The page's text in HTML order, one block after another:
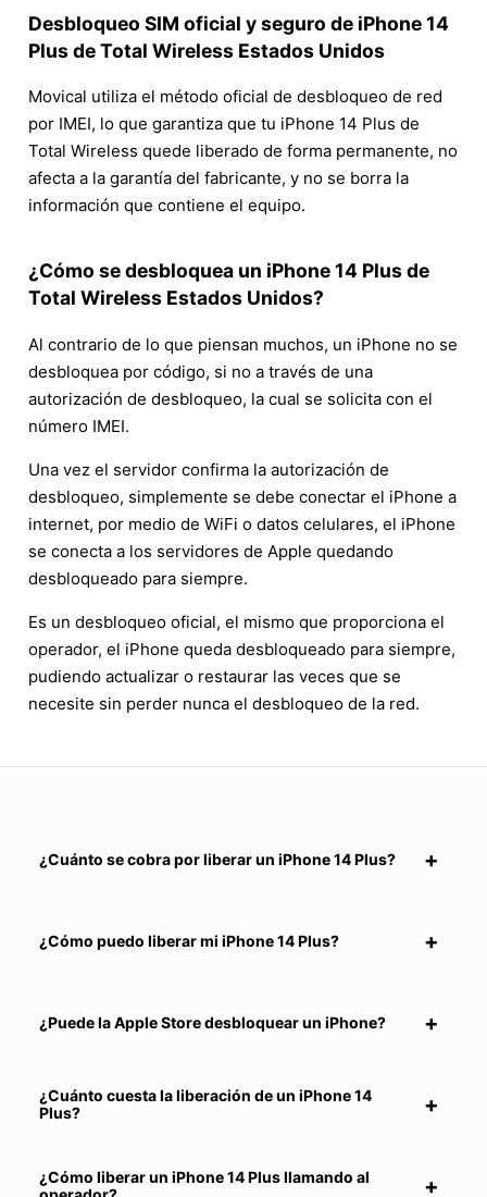
Desbloqueo SIM oficial y seguro de iPhone 14
Plus de Total Wireless Estados Unidos
Movical utiliza el método oficial de desbloqueo de red
por IMEI, lo que garantiza que tu iPhone 14 Plus de
Total Wireless quede liberado de forma permanente, no
afecta a la garantía del fabricante, y no se borra la
información que contiene el equipo.
¿Cómo se desbloquea un iPhone 14 Plus de
Total Wireless Estados Unidos?
Al contrario de lo que piensan muchos, un iPhone no se
desbloquea por código, si no a través de una
autorización de desbloqueo, la cual se solicita con el
número IMEI.
Una vez el servidor confirma la autorización de
desbloqueo, simplemente se debe conectar el iPhone a
internet, por medio de WiFi o datos celulares, el iPhone
se conecta a los servidores de Apple quedando
desbloqueado para siempre.
Es un desbloqueo oficial, el mismo que proporciona el
operador, el iPhone queda desbloqueado para siempre,
pudiendo actualizar o restaurar las veces que se
necesite sin perder nunca el desbloqueo de la red.
¿Cuánto se cobra por liberar un iPhone 14 Plus?
¿Cómo puedo liberar mi iPhone 14 Plus?
¿Puede la Apple Store desbloquear un iPhone?
¿Cuánto cuesta la liberación de un iPhone 14
Plus?
¿Cómo liberar un iPhone 14 Plus llamando al